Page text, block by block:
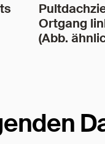
Ortgang
(Abb.